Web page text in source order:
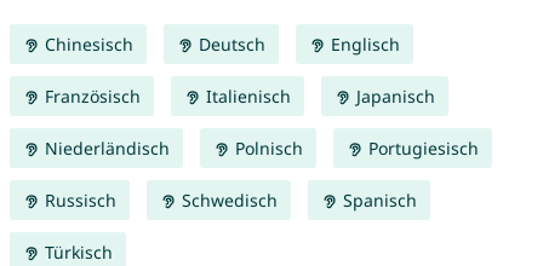
Chinesisch Deutsch Englisch
Französisch Italienisch Japanisch
Niederländisch Polnisch Portugiesisch
Russisch Schwedisch Spanisch
Türkisch